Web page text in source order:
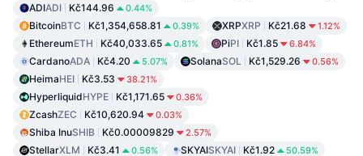
ADIADI Kč144.96 0.44%
BitcoinBTC Kč1,354,658.81 0.39% XRPXRP Kč21.68 1.12%
EthereumETH Kč40,033.65 0.81% PiPI Kč1.85 6.84%
CardanoADA Kč4.20 5.07% SolanaSOL Kč1,529.26 0.56%
HeimaHEI Kč3.53 38.21%
HyperliquidHYPE Kč1,171.65 0.36%
ZcashZEC Kč10,620.94 0.03%
Shiba InuSHIB Kč0.00009829 2.57%
StellarXLM Kč3.41 0.56% SKYAISKYAI Kč1.92 50.59%